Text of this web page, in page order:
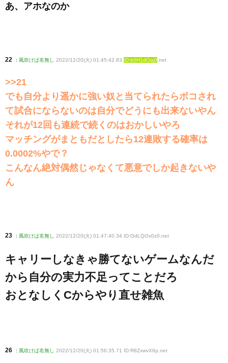
あ、アホなのか
22 : 風吹けば名無し 2022/12/20(火) 01:45:42.83 ID:b0H1dOaj0.net
>>21
でも自分より遥かに強い奴と当てられたらボコされ
て試合にならないのは自分でどうにも出来ないやん
それが12回も連続で続くのはおかしいやろ
マッチングがまともだとしたら12連敗する確率は
0.0002%やで？
こんなん絶対偶然じゃなくて悪意でしか起きないや
ん
23 : 風吹けば名無し 2022/12/20(火) 01:47:40.34 ID:GdLQOx0z0 .net
キャリーしなきゃ勝てないゲームなんだ
から自分の実力不足ってことだろ
おとなしくCからやり直せ雑魚
26 : 風吹けば名無し 2022/12/20(火) 01:56:35.71 ID:R8ZxwvX8p .net